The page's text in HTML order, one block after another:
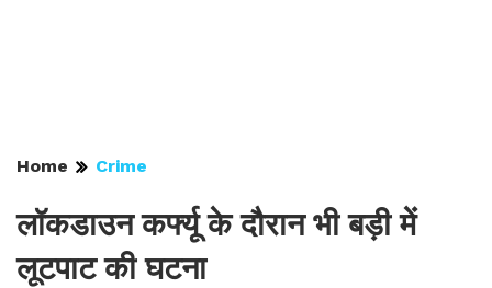
Home Crime
लॉकडाउन कर्फ्यू के दौरान भी बड़ी में
लूटपाट की घटना